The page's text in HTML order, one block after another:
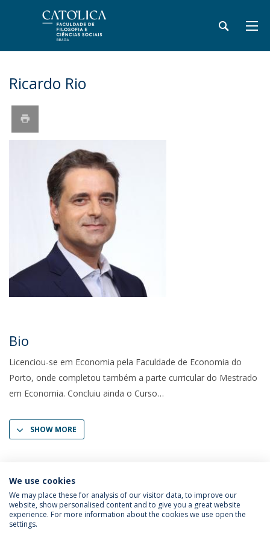
Ricardo Rio
Bio
Licenciou-se em Economia pela Faculdade de Economia do
Porto, onde completou também a parte curricular do Mestrado
em Economia. Concluiu ainda o Curso
SHOW MORE
Privacy Policy
We use cookies
We may place these for analysis of our visitor data, to improve our
website, show personalised content and to give you a great website
experience. For more information about the cookies we use open the
settings.